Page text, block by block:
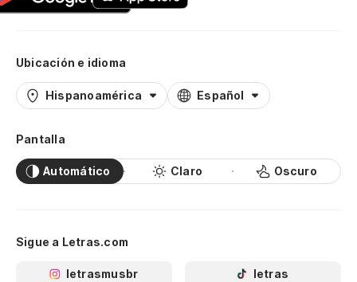
Ubicación e idioma
Hispanoamérica Español
Pantalla
Automático Claro Oscuro
Sigue a Letras.com
letrasmusbr letras